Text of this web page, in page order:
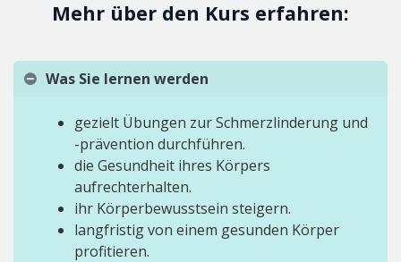
Mehr über den Kurs erfahren:
Was Sie lernen werden
gezielt Übungen zur Schmerzlinderung und
-prävention durchführen.
die Gesundheit ihres Körpers
aufrechterhalten.
ihr Körperbewusstsein steigern.
langfristig von einem gesunden Körper
profitieren.